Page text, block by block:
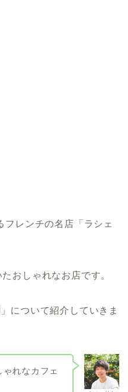
レンチの名店「ラシェ
おしゃれなお店です。
について紹介していきま
れなカフェ